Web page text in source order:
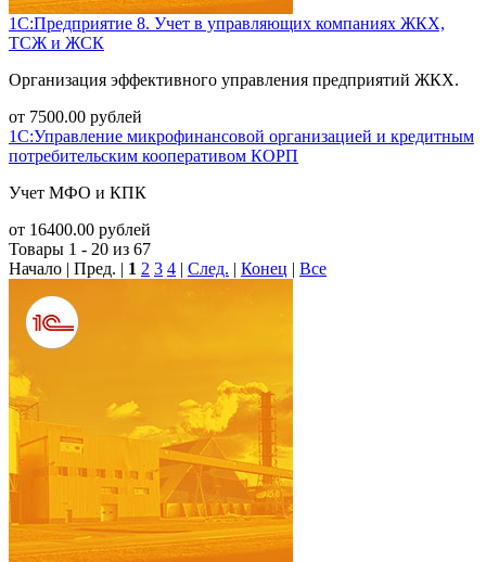
1С:Предприятие 8. Учет в управляющих компаниях ЖКХ,
ТСЖ и ЖСК
Организация эффективного управления предприятий ЖКХ.
от 7500.00 рублей
1С:Управление микрофинансовой организацией и кредитным
потребительским кооперативом КОРП
Учет МФО и КПК
от 16400.00 рублей
Товары 1 - 20 из 67
Начало | Пред. | 1 2 3 4 | След. | Конец | Все